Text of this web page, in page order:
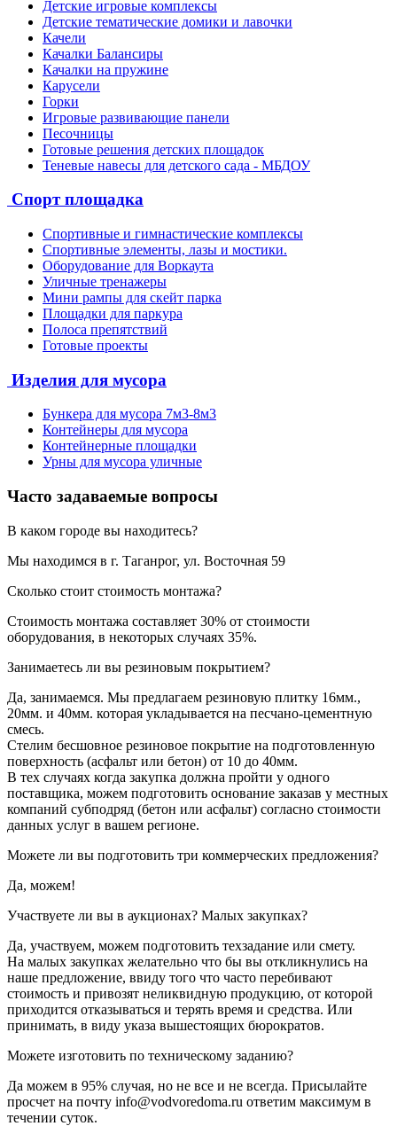
Детские игровые комплексы
Детские тематические домики и лавочки
Качели
Качалки Балансиры
Качалки на пружине
Карусели
Горки
Игровые развивающие панели
Песочницы
Готовые решения детских площадок
Теневые навесы для детского сада - МБДОУ
Спорт площадка
Спортивные и гимнастические комплексы
Спортивные элементы, лазы и мостики.
Оборудование для Воркаута
Уличные тренажеры
Мини рампы для скейт парка
Площадки для паркура
Полоса препятствий
Готовые проекты
Изделия для мусора
Бункера для мусора 7м3-8м3
Контейнеры для мусора
Контейнерные площадки
Урны для мусора уличные
Часто задаваемые вопросы
В каком городе вы находитесь?
Мы находимся в г. Таганрог, ул. Восточная 59
Сколько стоит стоимость монтажа?
Стоимость монтажа составляет 30% от стоимости
оборудования, в некоторых случаях 35%.
Занимаетесь ли вы резиновым покрытием?
Да, занимаемся. Мы предлагаем резиновую плитку 16мм.,
20мм. и 40мм. которая укладывается на песчано-цементную
смесь.
Стелим бесшовное резиновое покрытие на подготовленную
поверхность (асфальт или бетон) от 10 до 40мм.
В тех случаях когда закупка должна пройти у одного
поставщика, можем подготовить основание заказав у местных
компаний субподряд (бетон или асфальт) согласно стоимости
данных услуг в вашем регионе.
Можете ли вы подготовить три коммерческих предложения?
Да, можем!
Участвуете ли вы в аукционах? Малых закупках?
Да, участвуем, можем подготовить техзадание или смету.
На малых закупках желательно что бы вы откликнулись на
наше предложение, ввиду того что часто перебивают
стоимость и привозят неликвидную продукцию, от которой
приходится отказываться и терять время и средства. Или
принимать, в виду указа вышестоящих бюрократов.
Можете изготовить по техническому заданию?
Да можем в 95% случая, но не все и не всегда. Присылайте
просчет на почту info@vodvoredoma.ru ответим максимум в
течении суток.